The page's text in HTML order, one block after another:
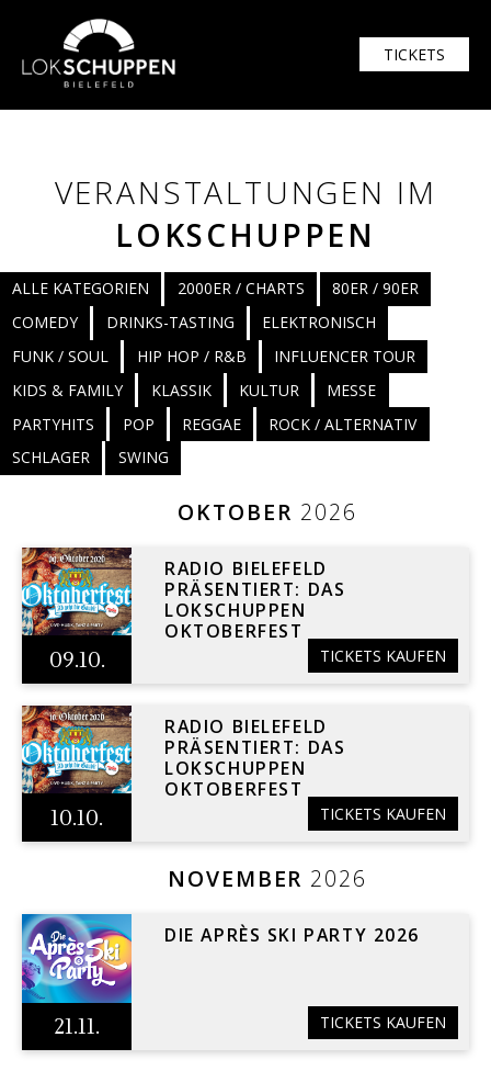
TICKETS
VERANSTALTUNGEN IM
LOKSCHUPPEN
ALLE KATEGORIEN 2000ER / CHARTS
80ER / 90ER
COMEDY
DRINKS-TASTING
ELEKTRONISCH
FUNK / SOUL
HIP HOP / R&B
INFLUENCER TOUR
KIDS & FAMILY
KLASSIK KULTUR
MESSE
PARTYHITS
POP REGGAE
ROCK / ALTERNATIV
SCHLAGER
SWING
OKTOBER 2026
09.10.
RADIO BIELEFELD
PRÄSENTIERT: DAS
LOKSCHUPPEN
OKTOBERFEST
TICKETS KAUFEN
10.10.
RADIO BIELEFELD
PRÄSENTIERT: DAS
LOKSCHUPPEN
OKTOBERFEST
TICKETS KAUFEN
NOVEMBER 2026
21.11.
DIE APRÈS SKI PARTY 2026
TICKETS KAUFEN